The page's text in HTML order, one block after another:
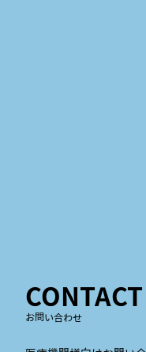
CONTACT
お問い合わせ